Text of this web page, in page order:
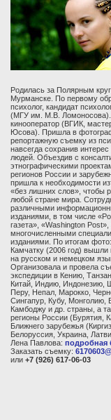
Родилась за Полярным
Мурманске. По первому
психолог, кандидат
(МГУ им. М.В.
кинооператор (ВГИК,
Юсова). Пришла в
репортажную съемку из
навсегда сохранив
людей. Объездив с
этнографическими
регионов России и
пришла к необходимости
«без лишних слов», чтобы
любой стране мира.
различными
изданиями, в том числе
газета», «Washington Post»,
многочисленными
изданиями. По итогам
Камчатку (2006 год) вышли
на русском и немецком
Организовала и провела
экспедиции в Кению,
Китай, Индию, Индонезию,
Перу, Непал, Марокко,
Сингапур, Кубу, Монголию,
Камбоджу и др. страны, а
регионы России (Бурятия,
Ближнего зарубежья
Белоруссия, Украина,
Лена Павлова: подробная
Заказать съемку:
или +7 (926) 617-06-03